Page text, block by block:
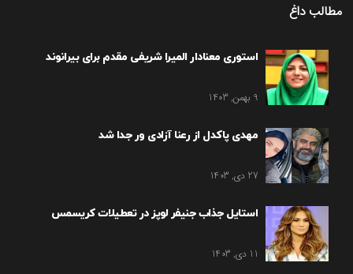
مطالب داغ
استوری معنادار المیرا شریفی مقدم برای بیرانوند
9 بهمن, 1403
مهدی پاکدل از رعنا آزادی ور جدا شد
27 دی, 1403
استایل جذاب جنیفر لوپز در تعطیلات کریسمس
11 دی, 1403